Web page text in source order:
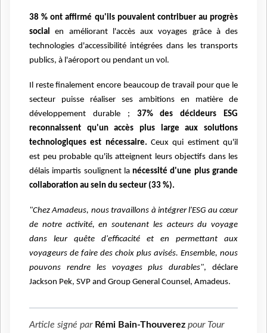
38 % ont affirmé qu'ils pouvaient contribuer au progrès
socialen améliorant l'accès aux voyages grâce à des
technologies d'accessibilité intégrées dans les transports
publics, à l'aéroport ou pendant un vol.
Il reste finalement encore beaucoup de travail pour que le
secteur puisse réaliser ses ambitions en matière de
développement durable ; 37% des décideurs ESG
reconnaissent qu'un accès plus large aux solutions
technologiques est nécessaire. Ceux qui estiment qu'il
est peu probable qu'ils atteignent leurs objectifs dans les
délais impartis soulignent lanécessité d'une plus grande
collaboration au sein du secteur (33 %).
"Chez Amadeus, nous travaillons à intégrer l'ESG au cœur
de notre activité, en soutenant les acteurs du voyage
dans leur quête d'efficacité et en permettant aux
voyageurs de faire des choix plus avisés. Ensemble, nous
pouvons rendre les voyages plus durables", déclare
Jackson Pek, SVP and Group General Counsel, Amadeus.
Article signé par Rémi Bain-Thouverez pour Tour